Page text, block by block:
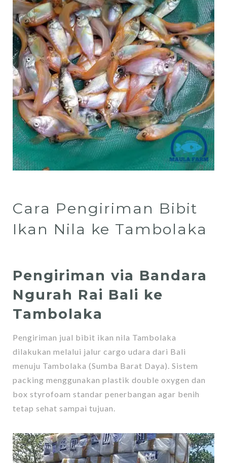
Cara Pengiriman Bibit
Ikan Nila ke Tambolaka
Pengiriman via Bandara
Ngurah Rai Bali ke
Tambolaka
Pengiriman jual bibit ikan nila Tambolaka
dilakukan melalui jalur cargo udara dari Bali
menuju Tambolaka (Sumba Barat Daya). Sistem
packing menggunakan plastik double oxygen dan
box styrofoam standar penerbangan agar benih
tetap sehat sampai tujuan.